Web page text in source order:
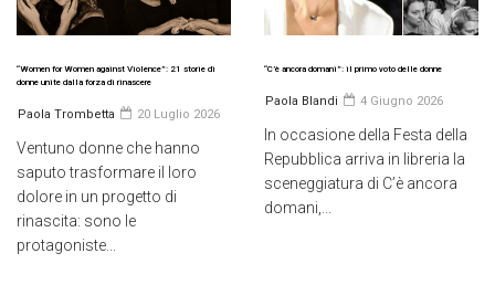
“Women for Women against Violence”: 21 storie di
donne unite dalla forza di rinascere
Paola Trombetta 20 Luglio 2026
Ventuno donne che hanno
saputo trasformare il loro
dolore in un progetto di
rinascita: sono le
protagoniste...
“C’è ancora domani”: il primo voto delle donne
Paola Blandi 4 Giugno 2026
In occasione della Festa della
Repubblica arriva in libreria la
sceneggiatura di C’è ancora
domani,...